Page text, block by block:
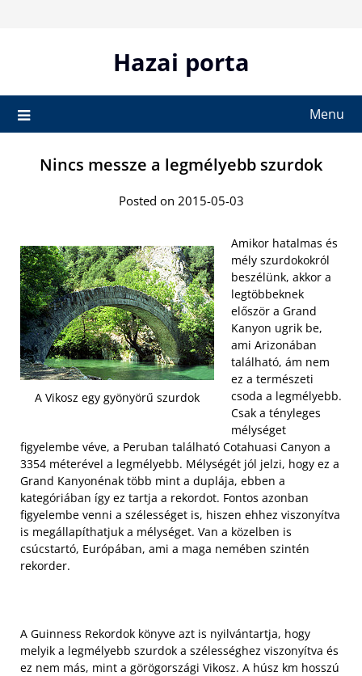
Hazai porta
Menu
Nincs messze a legmélyebb szurdok
Posted on 2015-05-03
A Vikosz egy gyönyörű szurdok
Amikor hatalmas és
mély szurdokokról
beszélünk, akkor a
legtöbbeknek
először a Grand
Kanyon ugrik be,
ami Arizonában
található, ám nem
ez a természeti
csoda a legmélyebb.
Csak a tényleges
mélységet
figyelembe véve, a Peruban található Cotahuasi Canyon a
3354 méterével a legmélyebb. Mélységét jól jelzi, hogy ez a
Grand Kanyonénak több mint a duplája, ebben a
kategóriában így ez tartja a rekordot. Fontos azonban
figyelembe venni a szélességet is, hiszen ehhez viszonyítva
is megállapíthatjuk a mélységet. Van a közelben is
csúcstartó, Európában, ami a maga nemében szintén
rekorder.
A Guinness Rekordok könyve azt is nyilvántartja, hogy
melyik a legmélyebb szurdok a szélességhez viszonyítva és
ez nem más, mint a görögországi Vikosz. A húsz km hosszú